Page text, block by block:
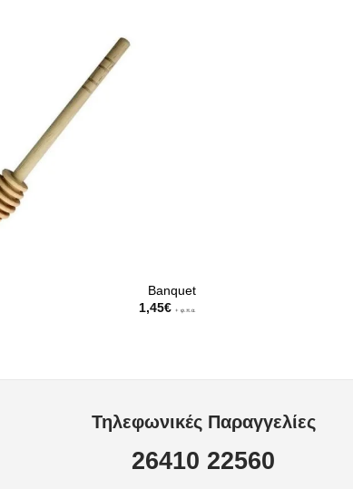
Banquet
1,45€ + φ.π.α.
Τηλεφωνικές Παραγγελίες
26410 22560